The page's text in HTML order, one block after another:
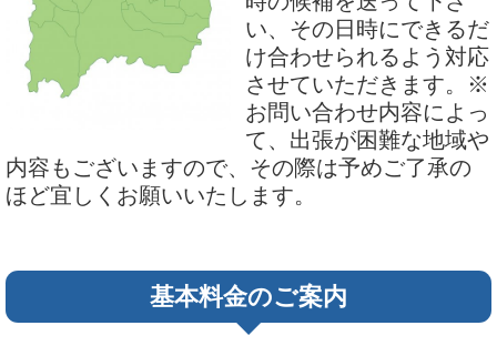
い、その日時にできるだ
け合わせられるよう対応
させていただきます。※
お問い合わせ内容によっ
て、出張が困難な地域や
内容もございますので、その際は予めご了承の
ほど宜しくお願いいたします。
基本料金のご案内